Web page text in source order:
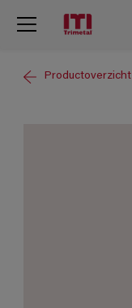
Productoverzicht